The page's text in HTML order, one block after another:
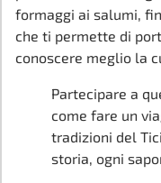
formaggi ai salumi,
che ti permette di
conoscere meglio la
Partecipare a
come fare un
tradizioni del
storia, ogni